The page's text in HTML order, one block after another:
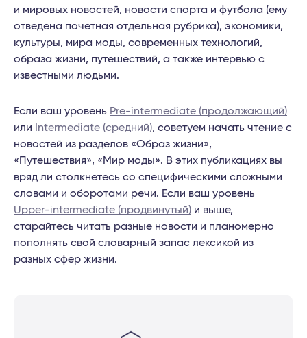
и мировых новостей, новости спорта и футбола (ему
отведена почетная отдельная рубрика), экономики,
культуры, мира моды, современных технологий,
образа жизни, путешествий, а также интервью с
известными людьми.
Если ваш уровень Pre-intermediate (продолжающий)
или Intermediate (средний), советуем начать чтение с
новостей из разделов «Образ жизни»,
«Путешествия», «Мир моды». В этих публикациях вы
вряд ли столкнетесь со специфическими сложными
словами и оборотами речи. Если ваш уровень
Upper-intermediate (продвинутый) и выше,
старайтесь читать разные новости и планомерно
пополнять свой словарный запас лексикой из
разных сфер жизни.